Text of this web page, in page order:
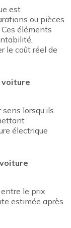
est
ou pièces
éléments
le coût réel de
voiture
lorsqu’ils
électrique
le prix
estimée après